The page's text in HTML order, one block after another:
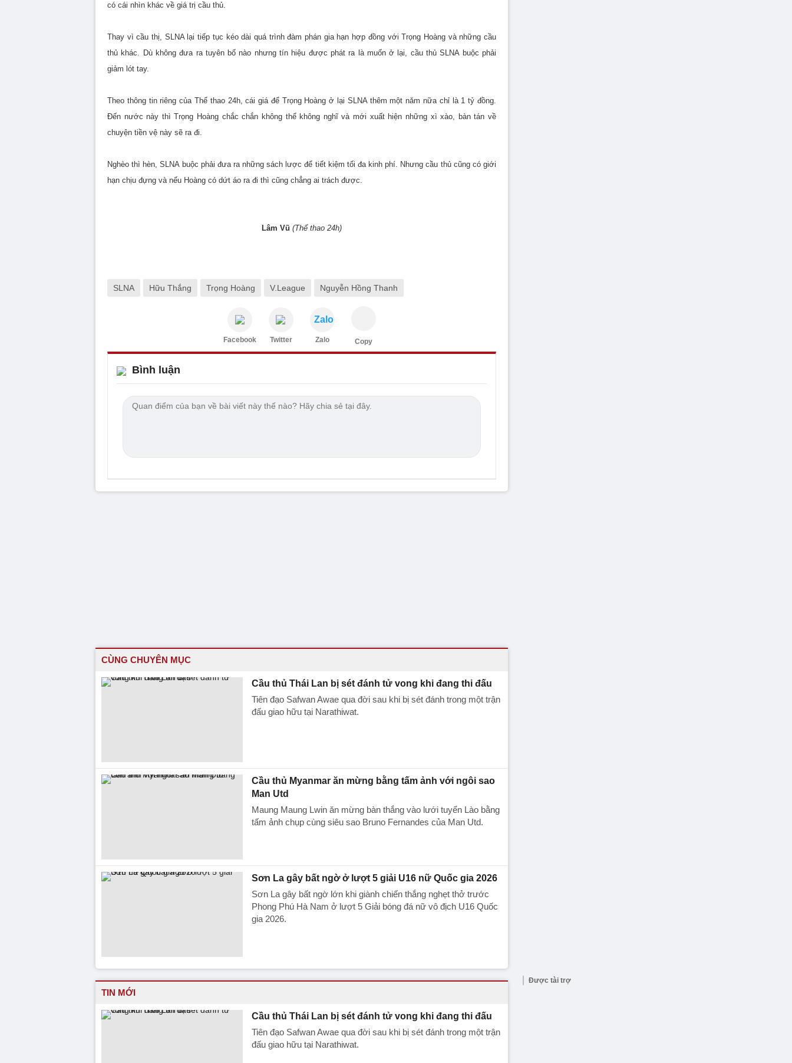
có cái nhìn khác về giá trị cầu thủ.
Thay vì cầu thị, SLNA lại tiếp tục kéo dài quá trình đàm phán gia hạn hợp đồng với Trọng Hoàng và những cầu
thủ khác. Dù không đưa ra tuyên bố nào nhưng tín hiệu được phát ra là muốn ở lại, cầu thủ SLNA buộc phải
giảm lót tay.
Theo thông tin riêng của Thể thao 24h, cái giá để Trọng Hoàng ở lại SLNA thêm một năm nữa chỉ là 1 tỷ đồng.
Đến nước này thì Trọng Hoàng chắc chắn không thể không nghĩ và mới xuất hiện những xì xào, bàn tán về
chuyện tiền vệ này sẽ ra đi.
Nghèo thì hèn, SLNA buộc phải đưa ra những sách lược để tiết kiệm tối đa kinh phí. Nhưng cầu thủ cũng có giới
hạn chịu đựng và nếu Hoàng có dứt áo ra đi thì cũng chẳng ai trách được.
Lâm Vũ (Thể thao 24h)
SLNA Hữu Thắng Trọng Hoàng V.League Nguyễn Hồng Thanh
Facebook Twitter
Zalo
Zalo Copy
Bình luận
CÙNG CHUYÊN MỤC
Cầu thủ Thái Lan bị sét đánh tử vong khi đang thi đấu
Tiên đạo Safwan Awae qua đời sau khi bị sét đánh trong một trận
đấu giao hữu tại Narathiwat.
Cầu thủ Myanmar ăn mừng bằng tấm ảnh với ngôi sao
Man Utd
Maung Maung Lwin ăn mừng bàn thắng vào lưới tuyển Lào bằng
tấm ảnh chụp cùng siêu sao Bruno Fernandes của Man Utd.
Sơn La gây bất ngờ ở lượt 5 giải U16 nữ Quốc gia 2026
Sơn La gây bất ngờ lớn khi giành chiến thắng nghẹt thở trước
Phong Phú Hà Nam ở lượt 5 Giải bóng đá nữ vô địch U16 Quốc
gia 2026.
TIN MỚI
Cầu thủ Thái Lan bị sét đánh tử vong khi đang thi đấu
Tiên đạo Safwan Awae qua đời sau khi bị sét đánh trong một trận
đấu giao hữu tại Narathiwat.
Được tài trợ